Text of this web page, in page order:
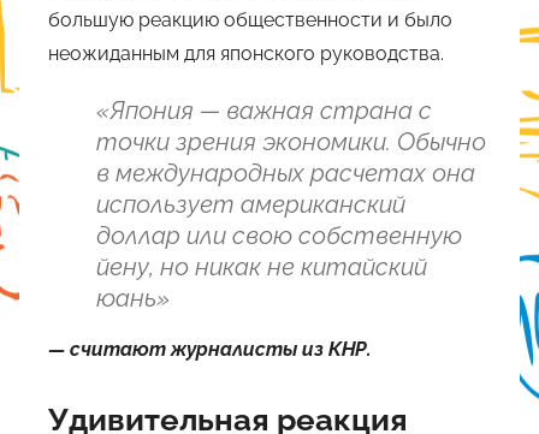
большую реакцию общественности и было
неожиданным для японского руководства.
«Япония — важная страна с
точки зрения экономики. Обычно
в международных расчетах она
использует американский
доллар или свою собственную
йену, но никак не китайский
юань»
— считают журналисты из КНР.
Удивительная реакция